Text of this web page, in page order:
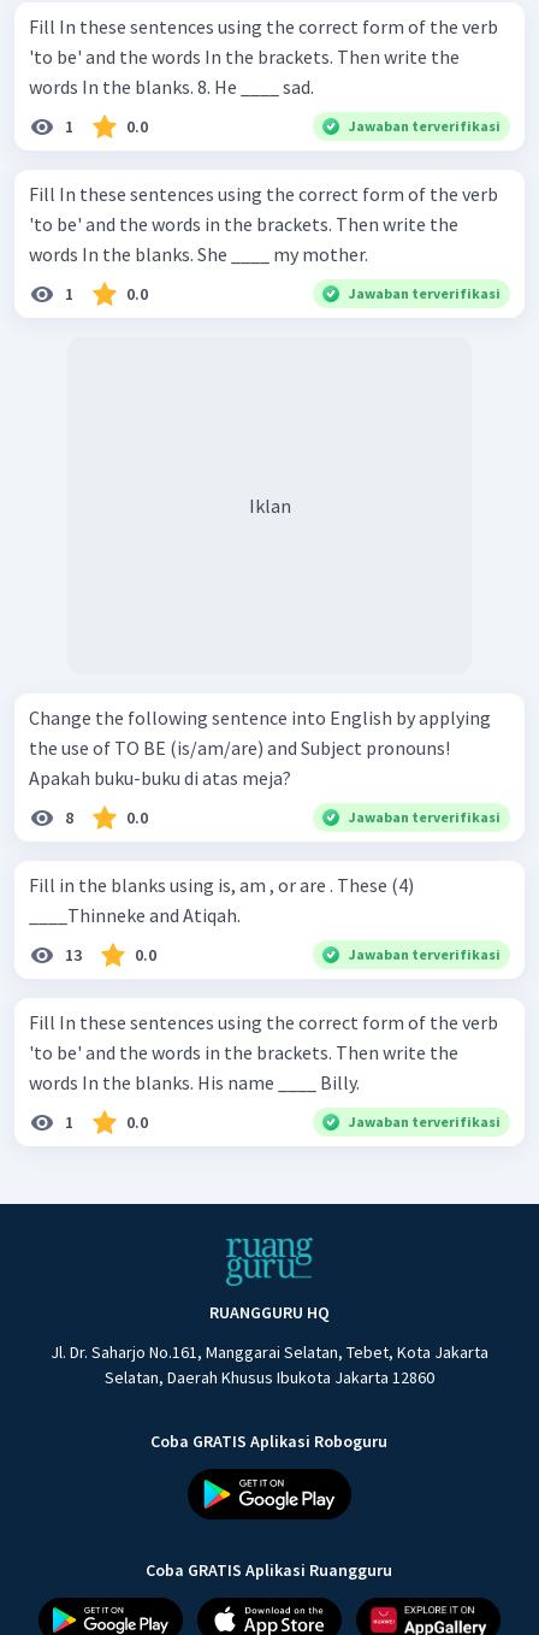
Fill In these sentences using the correct form of the verb
'to be' and the words In the brackets. Then write the
words In the blanks. 8. He ____ sad.
1 0.0 Jawaban terverifikasi
Fill In these sentences using the correct form of the verb
'to be' and the words in the brackets. Then write the
words In the blanks. She ____ my mother.
1 0.0 Jawaban terverifikasi
Iklan
Change the following sentence into English by applying
the use of TO BE (is/am/are) and Subject pronouns!
Apakah buku-buku di atas meja?
8 0.0 Jawaban terverifikasi
Fill in the blanks using is, am , or are . These (4)
____Thinneke and Atiqah.
13 0.0 Jawaban terverifikasi
Fill In these sentences using the correct form of the verb
'to be' and the words in the brackets. Then write the
words In the blanks. His name ____ Billy.
1 0.0 Jawaban terverifikasi
RUANGGURU HQ
Jl. Dr. Saharjo No.161, Manggarai Selatan, Tebet, Kota Jakarta
Selatan, Daerah Khusus Ibukota Jakarta 12860
Coba GRATIS Aplikasi Roboguru
Coba GRATIS Aplikasi Ruangguru